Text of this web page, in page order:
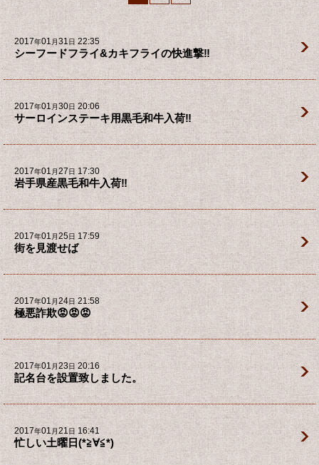
2017年01月31日 22:35
シーフードフライ&カキフライの快進撃‼️
2017年01月30日 20:06
サーロインステーキ用黒毛和牛入荷‼️
2017年01月27日 17:30
岩手県産黒毛和牛入荷‼️
2017年01月25日 17:59
街を見渡せば
2017年01月24日21:58
極悪詐欺😡😡😡
2017年01月23日 20:16
記名台を設置致しました。
2017年01月21日 16:41
忙しい土曜日(*≧∀≦*)